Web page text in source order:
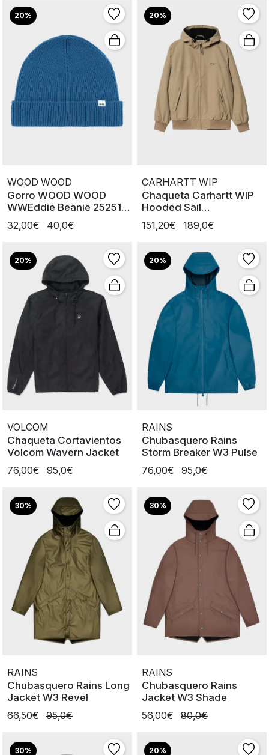
20%
WOOD WOOD
Gorro WOOD WOOD
WWEddie Beanie 25251
Bluefin
32,00€ 40,0€
20%
CARHARTT WIP
Chaqueta Carhartt WIP
Hooded Sail
Leather/Black
151,20€ 189,0€
20%
VOLCOM
Chaqueta Cortavientos
Volcom Wavern Jacket
76,00€
95,0€
20%
RAINS
Chubasquero Rains
Storm Breaker W3 Pulse
76,00€
95,0€
30%
RAINS
Chubasquero Rains Long
Jacket W3 Revel
66,50€
95,0€
30%
RAINS
Chubasquero Rains
Jacket W3 Shade
56,00€
80,0€
30% 20%